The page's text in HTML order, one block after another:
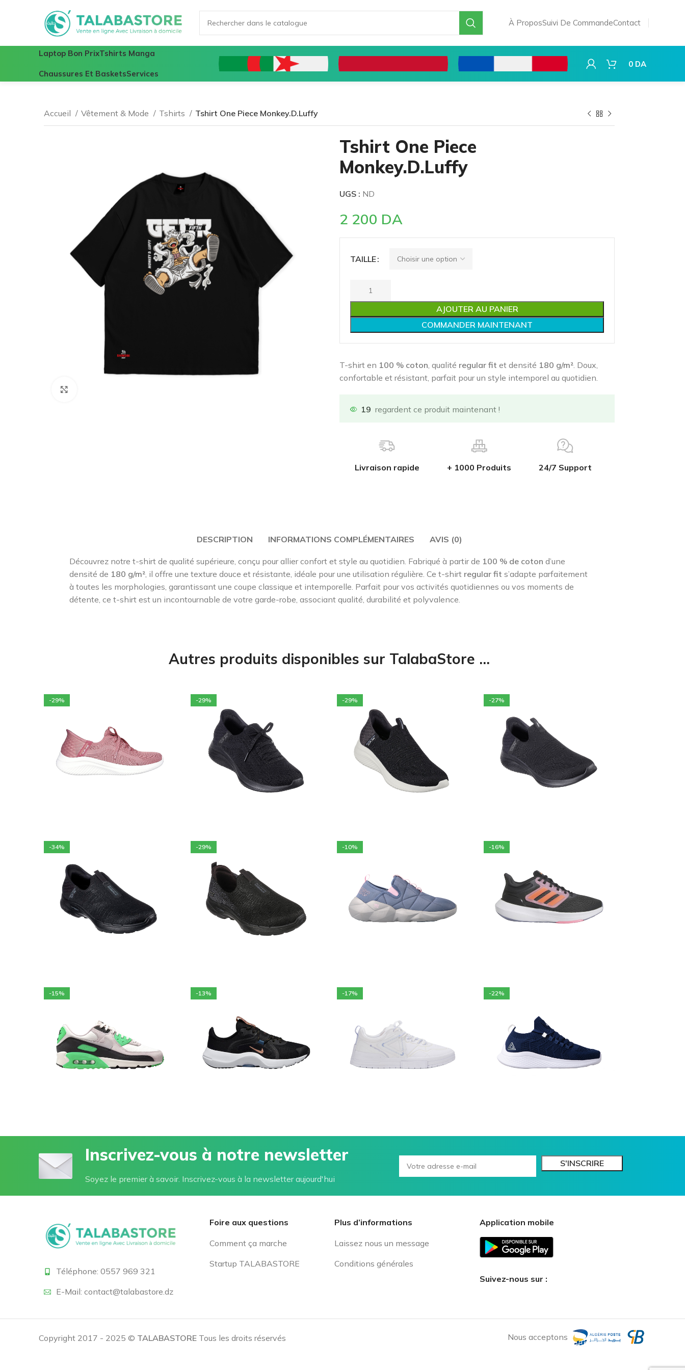
À ProposSuivi De CommandeContact
Laptop Bon PrixTshirts Manga
Chaussures Et BasketsServices
0 DA
Accueil Vêtement & Mode Tshirts Tshirt One Piece Monkey.D.Luffy
Tshirt One Piece
Monkey.D.Luffy
UGS : ND
2 200 DA
TAILLE
AJOUTER AU PANIER
COMMANDER MAINTENANT
T-shirt en 100 % coton, qualité regular fit et densité 180 g/m². Doux,
confortable et résistant, parfait pour un style intemporel au quotidien.
19 regardent ce produit maintenant !
Livraison rapide + 1000 Produits 24/7 Support
DESCRIPTION INFORMATIONS COMPLÉMENTAIRES AVIS (0)
Découvrez notre t-shirt de qualité supérieure, conçu pour allier confort et style au quotidien. Fabriqué à partir de 100 % de coton d’une
densité de 180 g/m², il offre une texture douce et résistante, idéale pour une utilisation régulière. Ce t-shirt regular fit s’adapte parfaitement
à toutes les morphologies, garantissant une coupe classique et intemporelle. Parfait pour vos activités quotidiennes ou vos moments de
détente, ce t-shirt est un incontournable de votre garde-robe, associant qualité, durabilité et polyvalence.
Autres produits disponibles sur TalabaStore ...
-29%
13 900DA 9 900DA
-29%
13 900DA 9 900DA
Choix des options
-29%
13 900DA 9 900DA
Choix des options
-27%
13 500DA 9 900DA
Choix des options
-34%
14 900DA 9 900DA
Choix des options
-29%
13 900DA 9 900DA
Choix des options
-10%
7 200DA 6 500DA
-16%
10 900DA
12
900DA
-15%
29 900DA 25 500DA
-13%
15 900DA 13 900DA
-17%
11 900 DA 9 900DA
-22%
6 900DA
Inscrivez-vous à notre newsletter
Soyez le premier à savoir. Inscrivez-vous à la newsletter aujourd'hui
Téléphone: 0557 969 321
E-Mail: contact@talabastore.dz
Foire aux questions
Comment ça marche
Startup TALABASTORE
Plus d’informations
Laissez nous un message
Conditions générales
Application mobile
Suivez-nous sur :
Copyright 2017 - 2025 © TALABASTORE Tous les droits réservés Nous acceptons